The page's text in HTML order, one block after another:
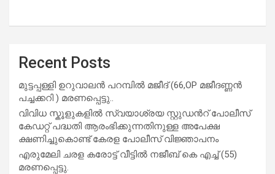
Recent Posts
മുട്ടപ്പള്ളി ഉറുവാലൻ പറമ്പിൽ മജീദ് (66,OP മജീദണ്ണൻ
പച്ചക്കറി ) മരണപ്പെട്ടു..
വിവിധ സ്കൂളുകളില്‍ സ്വയാശ്രയ സ്റ്റുഡന്‍റ് പോലീസ്
കേഡറ്റ് പദ്ധതി ആരംഭിക്കുന്നതിനുള്ള അപേക്ഷ
ക്ഷണിച്ചുകൊണ്ട് കേരള പോലീസ് വിജ്ഞാപനം
എരുമേലി ചരള കരോട്ട് വീട്ടിൽ നജീബ് കെ എച്ച് (55)
മരണപ്പെട്ടു.